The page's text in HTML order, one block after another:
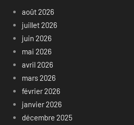
août 2026
juillet 2026
juin 2026
mai 2026
avril 2026
mars 2026
février 2026
janvier 2026
décembre 2025